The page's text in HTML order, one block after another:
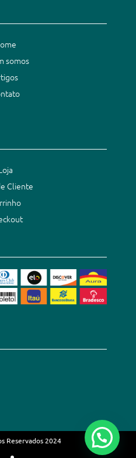
somos
Cliente
Reservados 2024